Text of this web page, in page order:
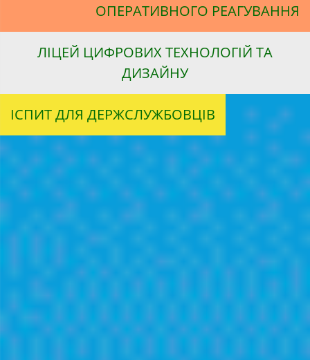
ОПЕРАТИВНОГО РЕАГУВАННЯ
ЛІЦЕЙ ЦИФРОВИХ ТЕХНОЛОГІЙ ТА
ДИЗАЙНУ
ІСПИТ ДЛЯ ДЕРЖСЛУЖБОВЦІВ